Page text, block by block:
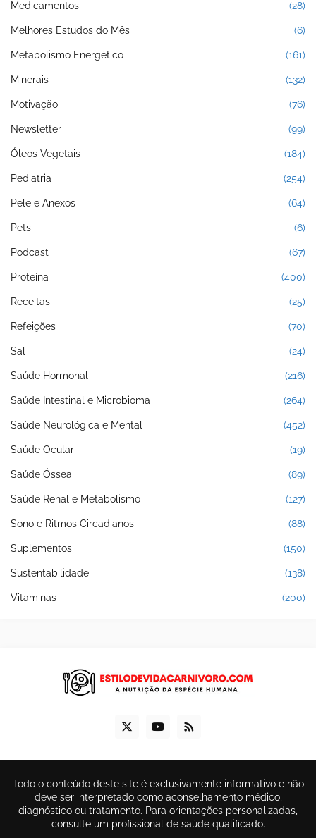
Medicamentos (28)
Melhores Estudos do Mês (6)
Metabolismo Energético (161)
Minerais (132)
Motivação (76)
Newsletter (99)
Óleos Vegetais (184)
Pediatria (254)
Pele e Anexos (64)
Pets (6)
Podcast (67)
Proteína (400)
Receitas (25)
Refeições (70)
Sal (24)
Saúde Hormonal (216)
Saúde Intestinal e Microbioma (264)
Saúde Neurológica e Mental (452)
Saúde Ocular (19)
Saúde Óssea (89)
Saúde Renal e Metabolismo (127)
Sono e Ritmos Circadianos (88)
Suplementos (150)
Sustentabilidade (138)
Vitaminas (200)
Todo o conteúdo deste site é exclusivamente informativo e não
deve ser interpretado como aconselhamento médico,
diagnóstico ou tratamento. Para orientações personalizadas,
consulte um profissional de saúde qualificado.